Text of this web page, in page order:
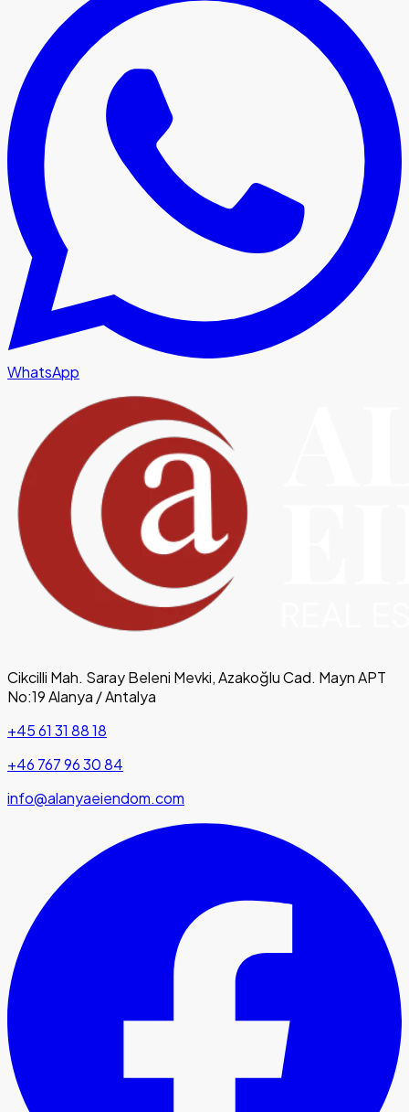
WhatsApp
Cikcilli Mah. Saray Beleni Mevki, Azakoğlu Cad. Mayn APT
No:19 Alanya / Antalya
+45 61 31 88 18
+46 767 96 30 84
info@alanyaeiendom.com